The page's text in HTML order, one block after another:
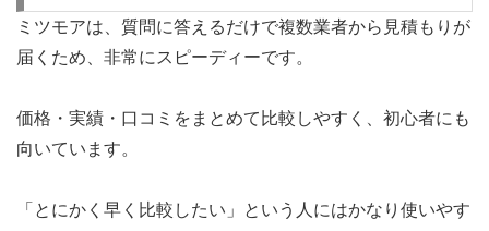
ミツモアは、質問に答えるだけで複数業者から見積もりが
届くため、非常にスピーディーです。
価格・実績・口コミをまとめて比較しやすく、初心者にも
向いています。
「とにかく早く比較したい」という人にはかなり使いやす